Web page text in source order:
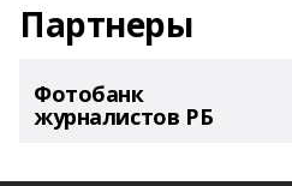
Партнеры
Фотобанк
журналистов РБ